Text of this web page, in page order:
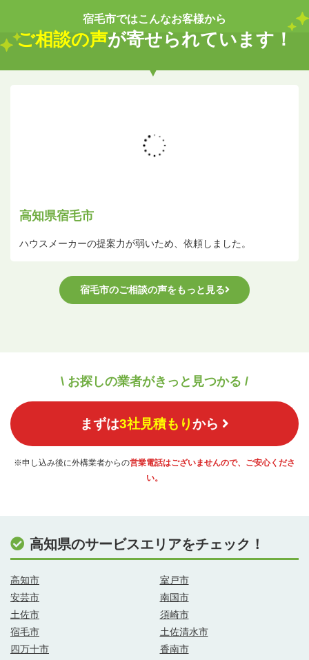
宿毛市ではこんなお客様から
ご相談の声が寄せられています！
高知県宿毛市
ハウスメーカーの提案力が弱いため、依頼しました。
宿毛市のご相談の声をもっと見る
\ お探しの業者がきっと見つかる /
まずは3社見積もりから
※申し込み後に外構業者からの営業電話はございませんので、ご安心くださ
い。
高知県のサービスエリアをチェック！
高知市
室戸市
安芸市
南国市
土佐市
須崎市
宿毛市
土佐清水市
四万十市
香南市